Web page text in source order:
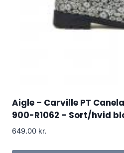
Aigle – Carville PT
900-R1062 – Sort/hvid
649.00 kr.